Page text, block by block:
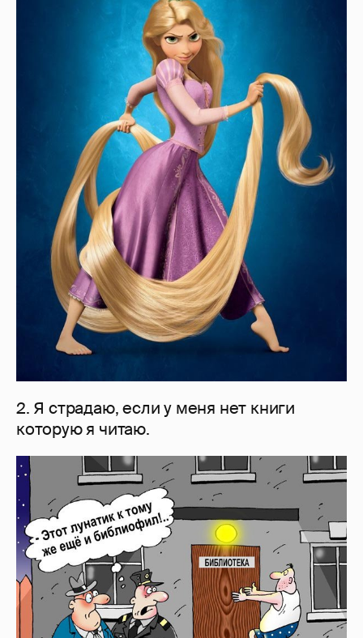
2. Я страдаю, если у меня нет книги
которую я читаю.